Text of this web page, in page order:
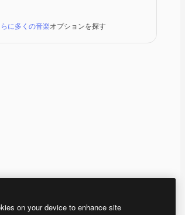
に多くの音楽オプションを探す
on your device to enhance site